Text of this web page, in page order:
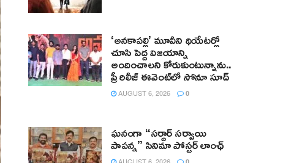
‘అనకాపల్లి’ మూవీని థియేటర్లో
చూసి పెద్ద విజయాన్ని
అందించాలని కోరుకుంటున్నాను..
ప్రీ రిలీజ్ ఈవెంట్‌లో సోనూ సూద్
AUGUST 6, 2026 0
ఘనంగా “సర్దార్ సర్వాయి
పాపన్న” సినిమా పోస్టర్ లాంఛ్
AUGUST 6, 2026